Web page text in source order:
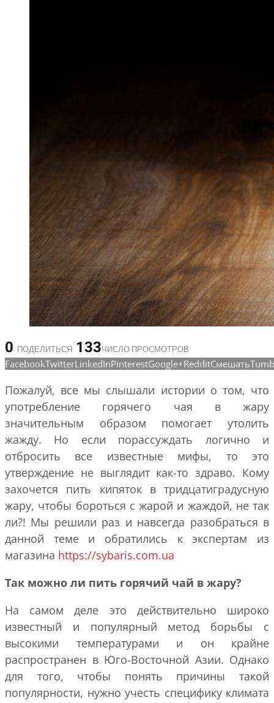
0 ПОДЕЛИТЬСЯ 133ЧИСЛО ПРОСМОТРОВ
FacebookTwitterLinkedInPinterestGoogle+RedditСмешать
Пожалуй, все мы слышали истории о том, что
употребление горячего чая в жару
значительным образом помогает утолить
жажду. Но если порассуждать логично и
отбросить все известные мифы, то это
утверждение не выглядит как-то здраво. Кому
захочется пить кипяток в тридцатиградусную
жару, чтобы бороться с жарой и жаждой, не так
ли?! Мы решили раз и навсегда разобраться в
данной теме и обратились к экспертам из
магазина https://sybaris.com.ua
Так можно ли пить горячий чай в жару?
На самом деле это действительно широко
известный и популярный метод борьбы с
высокими температурами и он крайне
распространен в Юго-Восточной Азии. Однако
для того, чтобы понять причины такой
популярности, нужно учесть специфику климата